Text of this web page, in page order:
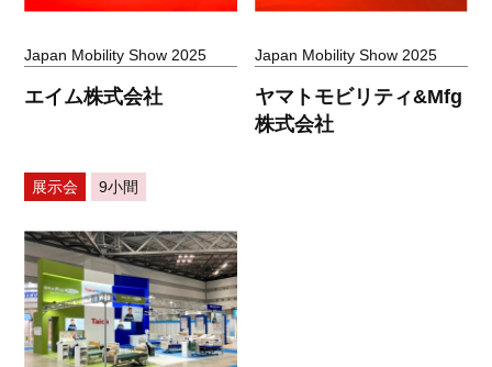
Japan Mobility Show 2025
エイム株式会社
Japan Mobility Show 2025
ヤマトモビリティ&Mfg
株式会社
展示会 9小間